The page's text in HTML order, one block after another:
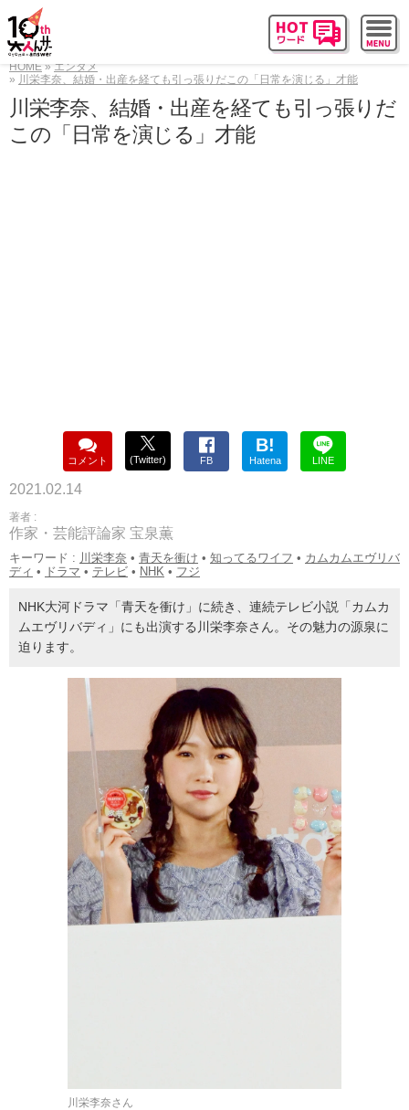
HOME
エンタメ
川栄李奈、結婚・出産を経ても引っ張りだこの「日常を演じる」才能
川栄李奈、結婚・出産を経ても引っ張りだ
この「日常を演じる」才能
コメント (Twitter) FB
B!
Hatena LINE
2021.02.14
著者 :
作家・芸能評論家 宝泉薫
キーワード : 川栄李奈 • 青天を衝け • 知ってるワイフ • カムカムエヴリバ
ディ • ドラマ • テレビ • NHK • フジ
NHK大河ドラマ「青天を衝け」に続き、連続テレビ小説「カムカ
ムエヴリバディ」にも出演する川栄李奈さん。その魅力の源泉に
迫ります。
川栄李奈さん